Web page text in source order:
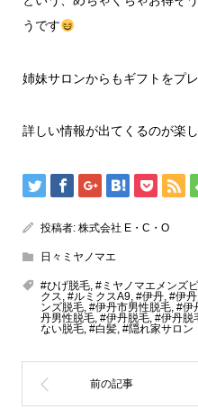
うです
姉妹サロンからもギフトをプ
詳しい情報が出てくるのが楽
投稿者: 株式会社 E・C・O
日々ミヤノマエ
#ひげ脱毛, #ミヤノマエメンズ
クス, #ルミクスA9, #伊丹, #伊
ンズ脱毛, #伊丹市男性脱毛, #伊
丹男性脱毛, #伊丹脱毛, #伊丹脱
ない脱毛, #白髪, #隠れ家サロン